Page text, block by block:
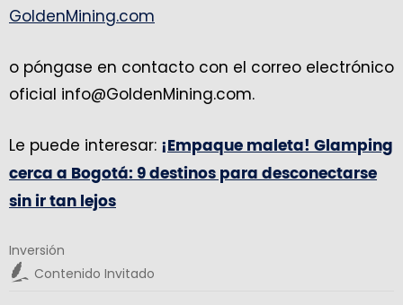
GoldenMining.com
o póngase en contacto con el correo electrónico
oficial info@GoldenMining.com.
Le puede interesar: ¡Empaque maleta! Glamping
cerca a Bogotá: 9 destinos para desconectarse
sin ir tan lejos
Inversión
Contenido Invitado